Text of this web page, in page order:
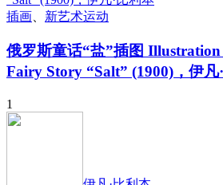
插画 新艺术运动
俄罗斯童话“盐”插图 Illustration
Fairy Story “Salt” (1900)，伊凡
1